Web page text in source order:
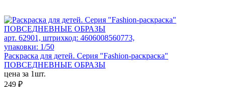
арт. 62901, штрихкод: 4606008560773,
упаковки: 1/50
Раскраска для детей. Серия "Fashion-раскраска"
ПОВСЕДНЕВНЫЕ ОБРАЗЫ
цена за 1шт.
249 ₽